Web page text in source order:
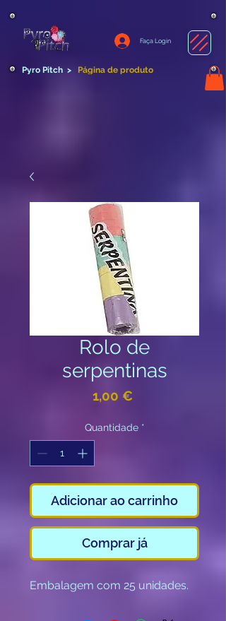
Faça Login
Pyro Pitch > Página de produto
Rolo de
serpentinas
1,00 €
Quantidade *
Adicionar ao carrinho
Comprar já
Embalagem com 25 unidades.